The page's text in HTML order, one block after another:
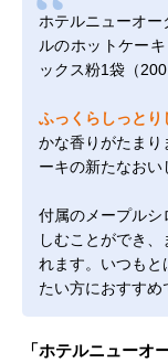
ホテルニューオ
ルのホットケー
ックス粉1袋（
ふっくらしっとり
かな香りがたまり
ーキの新たなおい
付属のメープルシ
しむことができ、
れます。いつもと
たい方におすすめ
「ホテルニューオ